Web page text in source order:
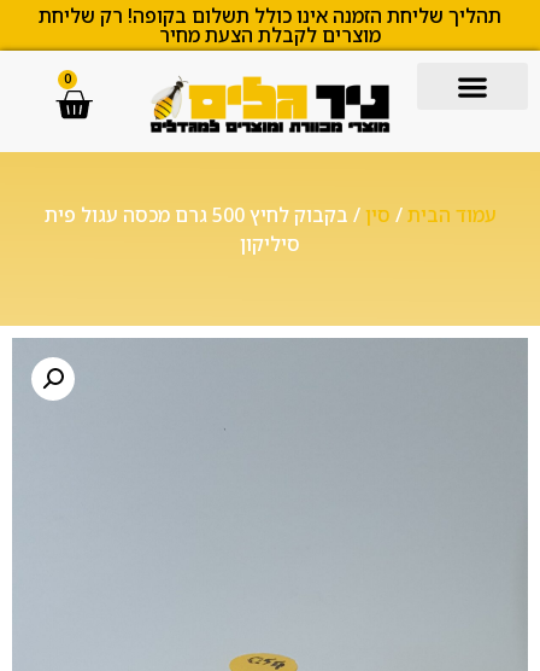
תהליך שליחת הזמנה אינו כולל תשלום בקופה! רק שליחת
מוצרים לקבלת הצעת מחיר
0
עמוד הבית/ סין
/ בקבוק לחיץ 500 גרם מכסה עגול פית
סיליקון